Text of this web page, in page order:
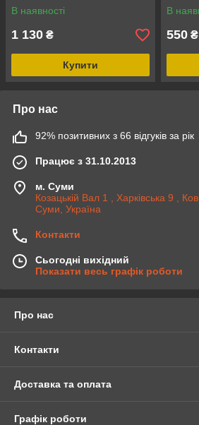
В наявності
1 130 ₴
Купити
В
550 ₴
Про нас
92% позитивних з 66 відгуків за рік
Працює з 31.10.2013
м. Суми
Козацькій Вал 1 , Харківська 9 ,
Суми, Україна
Контакти
Сьогодні вихідний
Показати весь графік роботи
Про нас
Контакти
Доставка та оплата
Графік роботи